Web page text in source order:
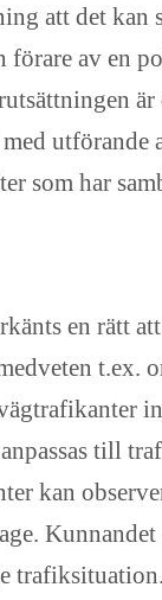
att det
av en
som har
en rätt
t.ex.
till
kan